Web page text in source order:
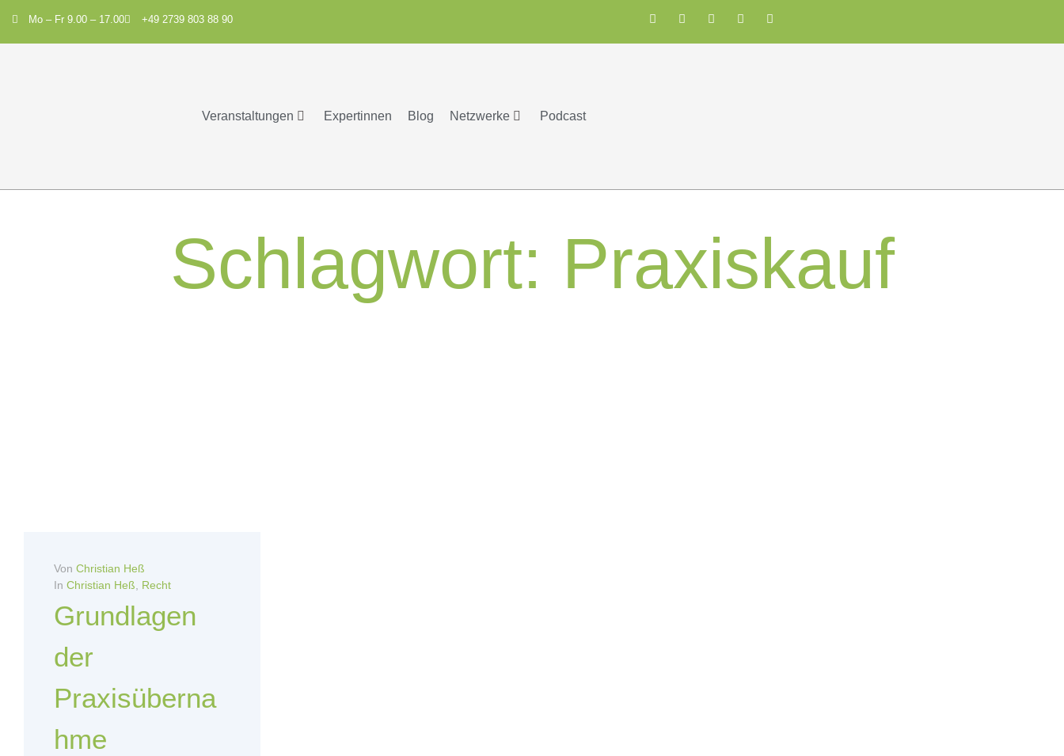
Mo – Fr 9.00 – 17.00 +49 2739 803 88 90
Veranstaltungen Expertinnen Blog Netzwerke Podcast
Schlagwort: Praxiskauf
Von Christian Heß
In Christian Heß Recht
Grundlagen
der
Praxisüberna
hme